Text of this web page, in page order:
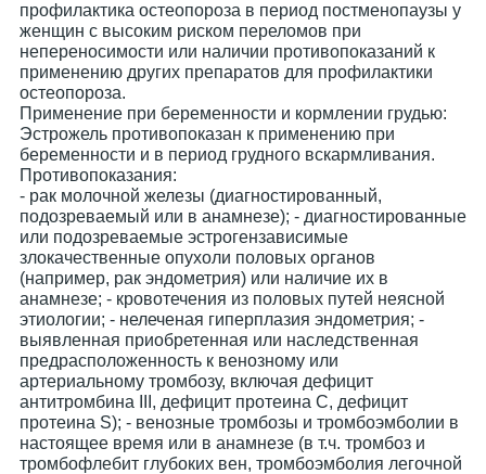
профилактика остеопороза в период постменопаузы у
женщин с высоким риском переломов при
непереносимости или наличии противопоказаний к
применению других препаратов для профилактики
остеопороза.
Применение при беременности и кормлении грудью:
Эстрожель противопоказан к применению при
беременности и в период грудного вскармливания.
Противопоказания:
- рак молочной железы (диагностированный,
подозреваемый или в анамнезе); - диагностированные
или подозреваемые эстрогензависимые
злокачественные опухоли половых органов
(например, рак эндометрия) или наличие их в
анамнезе; - кровотечения из половых путей неясной
этиологии; - нелеченая гиперплазия эндометрия; -
выявленная приобретенная или наследственная
предрасположенность к венозному или
артериальному тромбозу, включая дефицит
антитромбина III, дефицит протеина С, дефицит
протеина S); - венозные тромбозы и тромбоэмболии в
настоящее время или в анамнезе (в т.ч. тромбоз и
тромбофлебит глубоких вен, тромбоэмболия легочной